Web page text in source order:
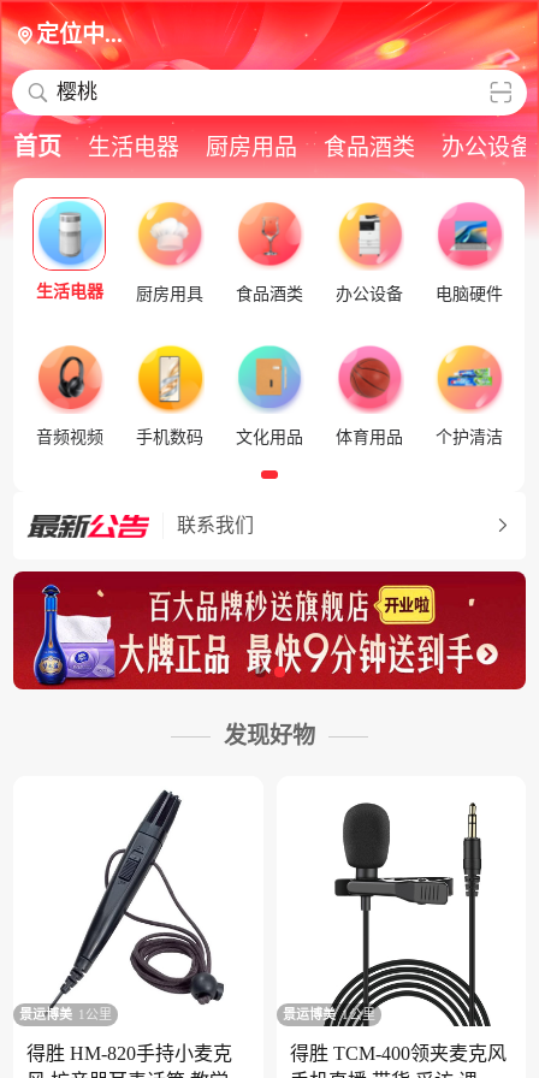
定位中...
樱桃
首页 生活电器 厨房用品 食品酒类 办公设备
生活电器 厨房用具 食品酒类 办公设备 电脑硬件
音频视频 手机数码 文化用品 体育用品 个护清洁
联系我们
发现好物
景运博美 1公里
得胜 HM-820手持小麦克
景运博美 1公里
得胜 TCM-400领夹麦克风